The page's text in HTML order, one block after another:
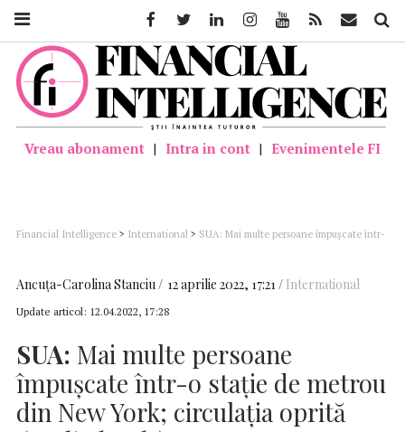
Vreau abonament | Intra in cont | Evenimentele FI
Financial Intelligence > International > SUA: Mai multe persoane împuşcate într-
Ancuţa-Carolina Stanciu 12 aprilie 2022, 17:21 International
Update articol: 12.04.2022, 17:28
SUA: Mai multe persoane
împuşcate într-o staţie de metrou
din New York; circulaţia oprită
FacebookTwitter LinkedinInstagramYoutube Feed Mail